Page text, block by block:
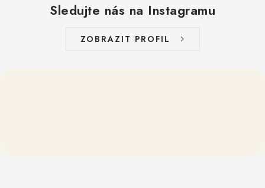
Sledujte nás na Instagramu
ZOBRAZIT PROFIL